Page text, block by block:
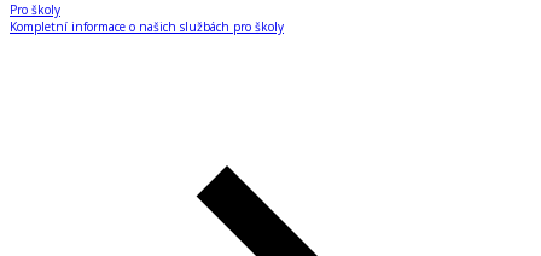
Pro školy
Kompletní informace o našich službách pro školy